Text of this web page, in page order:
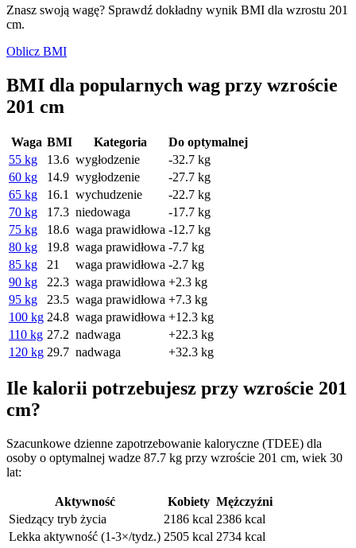
Znasz swoją wagę? Sprawdź dokładny wynik BMI dla wzrostu 201
cm.
Oblicz BMI
BMI dla popularnych wag przy wzroście
201 cm
Waga BMI Kategoria
Do optymalnej
55 kg
13.6 wygłodzenie
-32.7 kg
60 kg
14.9 wygłodzenie
-27.7 kg
65 kg
16.1 wychudzenie
-22.7 kg
70 kg
17.3 niedowaga
-17.7 kg
75 kg
18.6 waga prawidłowa -12.7 kg
80 kg
19.8 waga prawidłowa -7.7 kg
85 kg
21 waga prawidłowa -2.7 kg
90 kg
22.3 waga prawidłowa +2.3 kg
95 kg
23.5 waga prawidłowa +7.3 kg
100 kg 24.8 waga prawidłowa +12.3 kg
110 kg 27.2 nadwaga
+22.3 kg
120 kg 29.7 nadwaga +32.3 kg
Ile kalorii potrzebujesz przy wzroście 201
cm?
Szacunkowe dzienne zapotrzebowanie kaloryczne (TDEE) dla
osoby o optymalnej wadze 87.7 kg przy wzroście 201 cm, wiek 30
lat:
Aktywność Kobiety Mężczyźni
Siedzący tryb życia
2186 kcal 2386 kcal
Lekka aktywność (1-3×/tydz.) 2505 kcal 2734 kcal